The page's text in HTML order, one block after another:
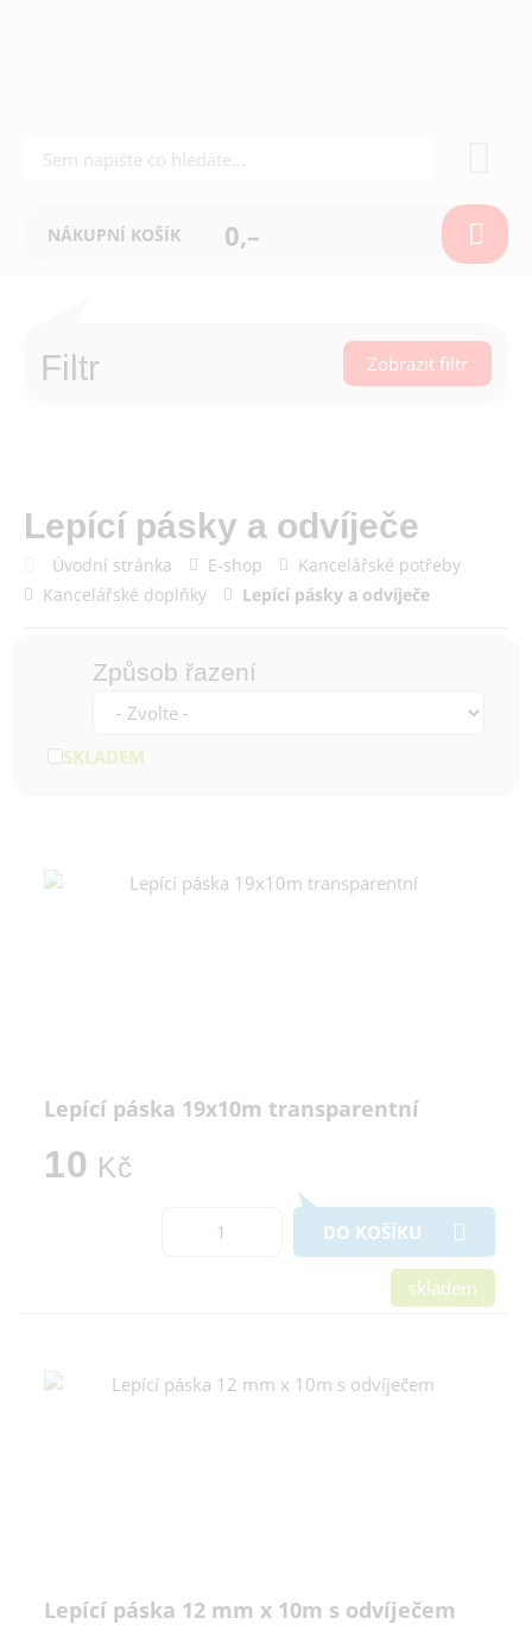
NÁKUPNÍ KOŠÍK 0,–
Filtr Zobrazit filtr
Lepící pásky a odvíječe
Úvodní stránka E-shop
Kancelářské potřeby
Kancelářské doplňky
Lepící pásky a odvíječe
Způsob řazení
SKLADEM
Lepící páska 19x10m transparentní
10 Kč
DO KOŠÍKU
skladem
Lepící páska 12 mm x 10m s odvíječem